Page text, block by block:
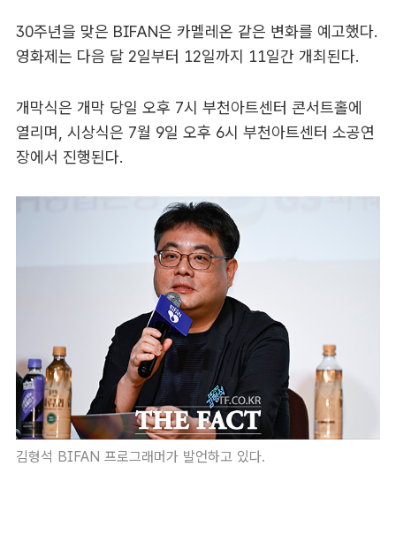
30주년을 맞은 BIFAN은 카멜레온 같은 변화를 예고했다.
영화제는 다음 달 2일부터 12일까지 11일간 개최된다.
개막식은 개막 당일 오후 7시 부천아트센터 콘서트홀에
열리며, 시상식은 7월 9일 오후 6시 부천아트센터 소공연
장에서 진행된다.
김형석 BIFAN 프로그래머가 발언하고 있다.